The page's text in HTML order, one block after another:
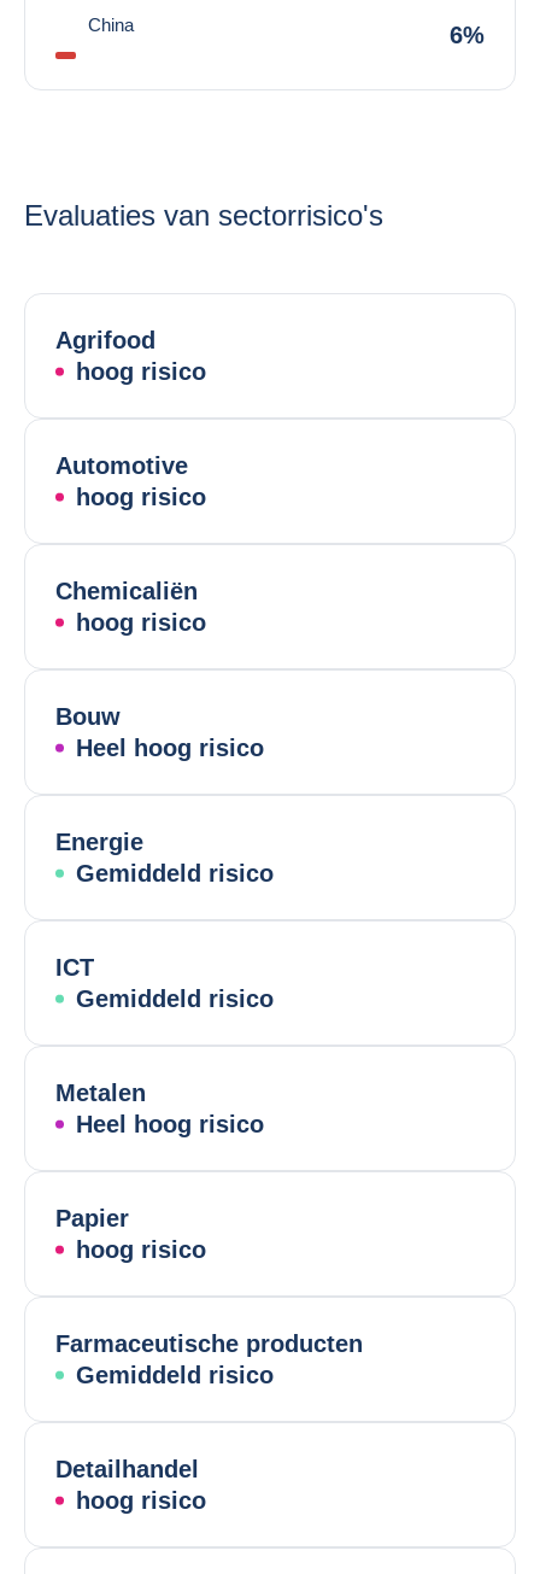
China 6%
Evaluaties van sectorrisico's
Agrifood
hoog risico
Automotive
hoog risico
Chemicaliën
hoog risico
Bouw
Heel hoog risico
Energie
Gemiddeld risico
ICT
Gemiddeld risico
Metalen
Heel hoog risico
Papier
hoog risico
Farmaceutische producten
Gemiddeld risico
Detailhandel
hoog risico